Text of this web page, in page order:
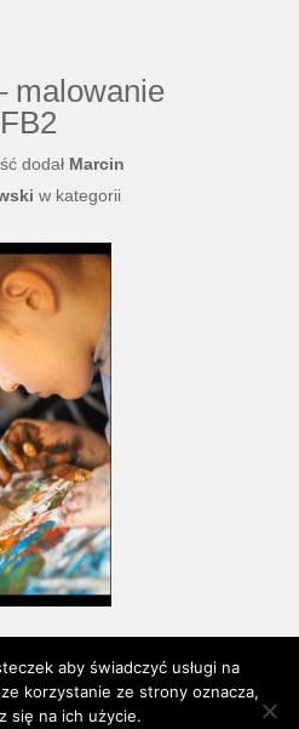
malowanie
FB2
dodał Marcin
w kategorii
by WordPress
aby świadczyć usługi na
korzystanie ze strony oznacza,
się na ich użycie.